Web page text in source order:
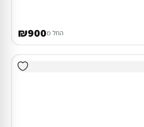
החל מ₪900